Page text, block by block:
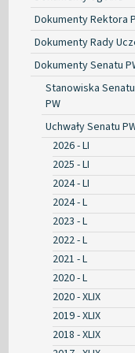
Dokumenty Rektora
Dokumenty Rady
Dokumenty Senatu
Stanowiska Senatu
PW
Uchwały Senatu
2026 - LI
2025 - LI
2024 - LI
2024 - L
2023 - L
2022 - L
2021 - L
2020 - L
2020 - XLIX
2019 - XLIX
2018 - XLIX